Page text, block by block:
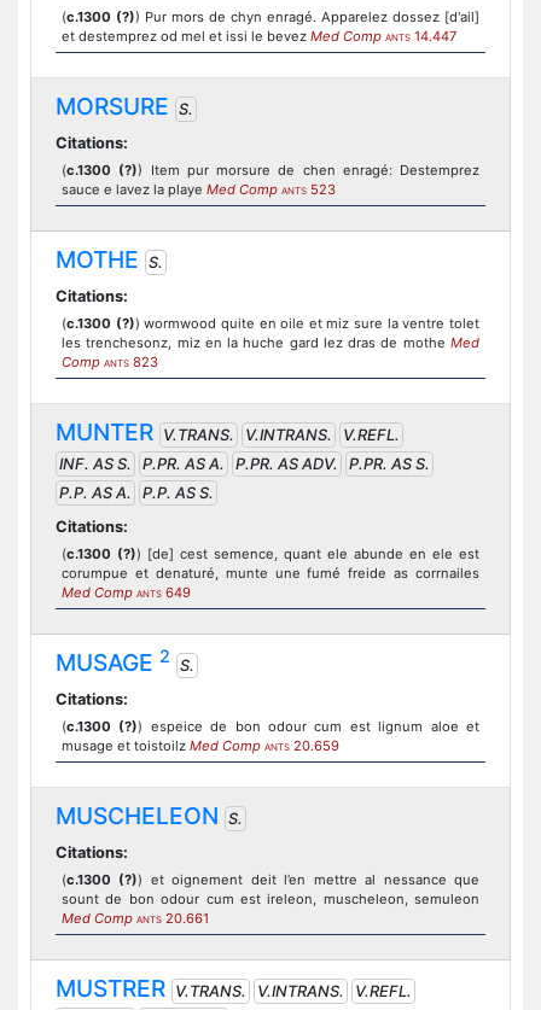
(c.1300 (?)) Pur mors de chyn enragé. Apparelez dossez [d'ail]
et destemprez od mel et issi le bevez Med Comp ANTS 14.447
MORSURE S.
Citations:
(c.1300 (?)) Item pur morsure de chen enragé: Destemprez
sauce e lavez la playe Med Comp ANTS 523
MOTHE S.
Citations:
(c.1300 (?)) wormwood quite en oile et miz sure la ventre tolet
les trenchesonz, miz en la huche gard lez dras de mothe Med
Comp ANTS 823
MUNTER V.TRANS. V.INTRANS.
V.REFL.
INF. AS S.
P.PR. AS A. P.PR. AS ADV.
P.PR. AS S.
P.P. AS A.
P.P. AS S.
Citations:
(c.1300 (?)) [de] cest semence, quant ele abunde en ele est
corumpue et denaturé, munte une fumé freide as corrnailes
Med Comp ANTS 649
MUSAGE 2 S.
Citations:
(c.1300 (?)) espeice de bon odour cum est lignum aloe et
musage et toistoilz Med Comp ANTS 20.659
MUSCHELEON S.
Citations:
(c.1300 (?)) et oignement deit l’en mettre al nessance que
sount de bon odour cum est ireleon, muscheleon, semuleon
Med Comp ANTS 20.661
MUSTRER V.TRANS. V.INTRANS.
V.REFL.